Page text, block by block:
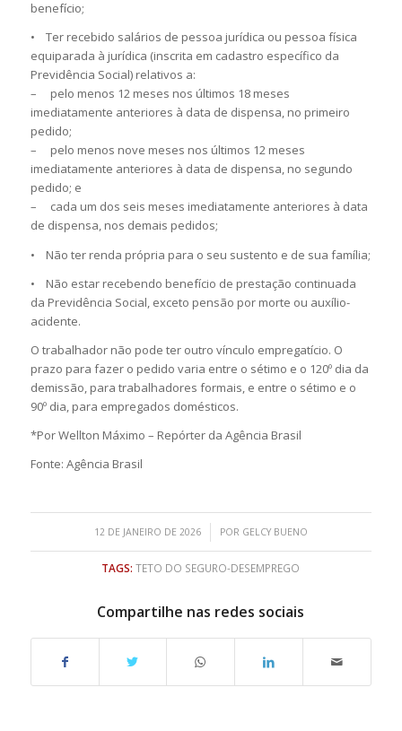
benefício;
• Ter recebido salários de pessoa jurídica ou pessoa física
equiparada à jurídica (inscrita em cadastro específico da
Previdência Social) relativos a:
– pelo menos 12 meses nos últimos 18 meses
imediatamente anteriores à data de dispensa, no primeiro
pedido;
– pelo menos nove meses nos últimos 12 meses
imediatamente anteriores à data de dispensa, no segundo
pedido; e
– cada um dos seis meses imediatamente anteriores à data
de dispensa, nos demais pedidos;
• Não ter renda própria para o seu sustento e de sua família;
• Não estar recebendo benefício de prestação continuada
da Previdência Social, exceto pensão por morte ou auxílio-
acidente.
O trabalhador não pode ter outro vínculo empregatício. O
prazo para fazer o pedido varia entre o sétimo e o 120º dia da
demissão, para trabalhadores formais, e entre o sétimo e o
90º dia, para empregados domésticos.
*Por Wellton Máximo – Repórter da Agência Brasil
Fonte: Agência Brasil
12 DE JANEIRO DE 2026
/ POR GELCY BUENO
TAGS: TETO DO SEGURO-DESEMPREGO
Compartilhe nas redes sociais